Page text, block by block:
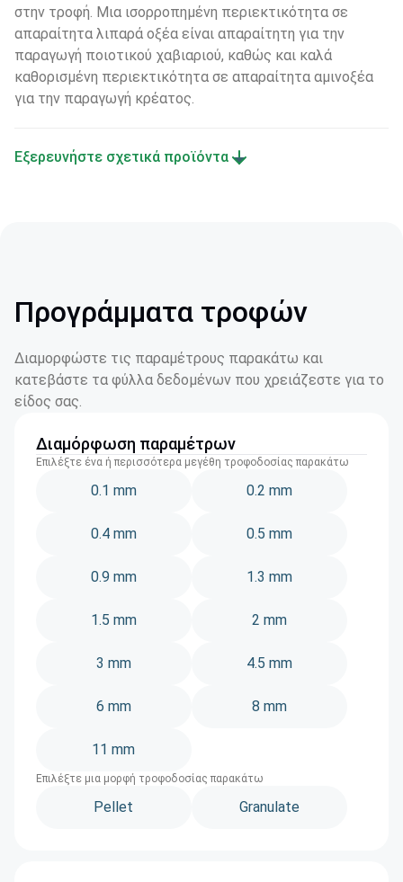
στην τροφή. Μια ισορροπημένη περιεκτικότητα σε
απαραίτητα λιπαρά οξέα είναι απαραίτητη για την
παραγωγή ποιοτικού χαβιαριού, καθώς και καλά
καθορισμένη περιεκτικότητα σε απαραίτητα αμινοξέα
για την παραγωγή κρέατος.
Εξερευνήστε σχετικά προϊόντα
Προγράμματα τροφών
Διαμορφώστε τις παραμέτρους παρακάτω και
κατεβάστε τα φύλλα δεδομένων που χρειάζεστε για το
είδος σας.
Διαμόρφωση παραμέτρων
Επιλέξτε ένα ή περισσότερα μεγέθη τροφοδοσίας παρακάτω
0.1 mm 0.2 mm
0.4 mm 0.5 mm
0.9 mm 1.3 mm
1.5 mm 2 mm
3 mm 4.5 mm
6 mm 8 mm
11 mm
Επιλέξτε μια μορφή τροφοδοσίας παρακάτω
Pellet Granulate